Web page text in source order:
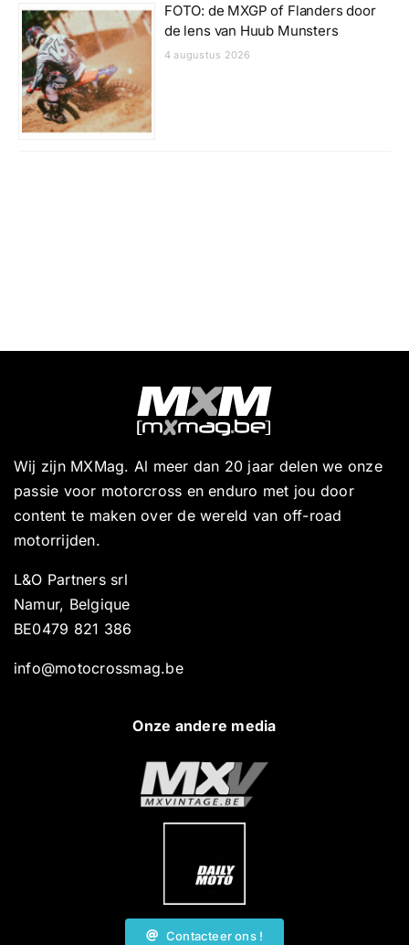
FOTO: de MXGP of Flanders door
de lens van Huub Munsters
4 augustus 2026
Wij zijn MXMag. Al meer dan 20 jaar delen we onze
passie voor motorcross en enduro met jou door
content te maken over de wereld van off-road
motorrijden.
L&O Partners srl
Namur, Belgique
BE0479 821 386
info@motocrossmag.be
Onze andere media
Contacteer ons !